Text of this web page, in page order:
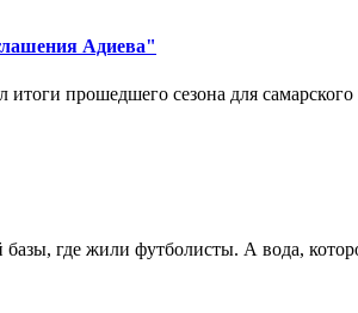
Адиева"
прошедшего сезона для самарского
где жили футболисты. А вода,